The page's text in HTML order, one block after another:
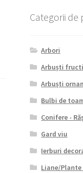
Categorii de
Arbori
Arbuști
Arbuști
Bulbi de
Conifere -
Gard viu
Ierburi
Liane/